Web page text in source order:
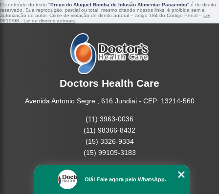
O conteúdo do texto "Preço do Aluguel Bomba de Infusão Alimentar Pacaembu" é de direito
reservado. Sua reprodução, parcial ou total, mesmo citando nossos links, é proibida sem a
autorização do autor. Crime de violação de direito autoral – artigo 184 do Código Penal – Lei
9610/98 - Lei de direitos autorais
Doctors Health Care
Avenida Antonio Segre , 616 Jundiai - CEP: 13214-560
(11) 3963-0036
(11) 98366-8432
(15) 3326-9334
(15) 99109-3183
Empresa
Olá! Fale agora pelo WhatsApp.